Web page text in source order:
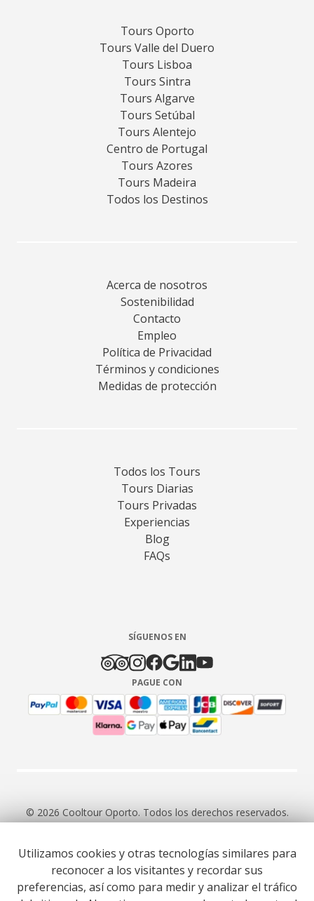
Tours Oporto
Tours Valle del Duero
Tours Lisboa
Tours Sintra
Tours Algarve
Tours Setúbal
Tours Alentejo
Centro de Portugal
Tours Azores
Tours Madeira
Todos los Destinos
Acerca de nosotros
Sostenibilidad
Contacto
Empleo
Política de Privacidad
Términos y condiciones
Medidas de protección
Todos los Tours
Tours Diarias
Tours Privadas
Experiencias
Blog
FAQs
SÍGUENOS EN
PAGUE CON
© 2026 Cooltour Oporto. Todos los derechos reservados.
RNAAT 309/2015RNAVT 7055
Utilizamos cookies y otras tecnologías similares para
reconocer a los visitantes y recordar sus
preferencias, así como para medir y analizar el tráfico